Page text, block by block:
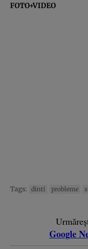
FOTO+VIDEO
Tags: dinti probleme
Google